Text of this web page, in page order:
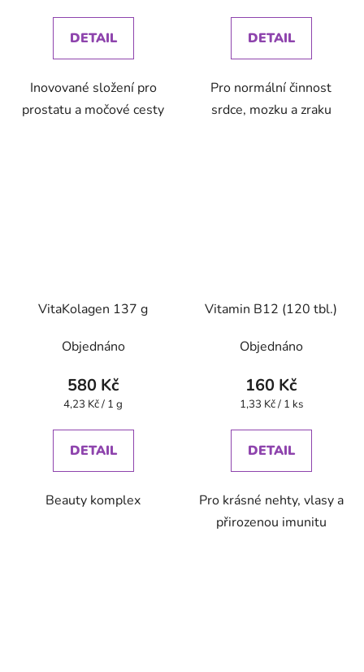
DETAIL
Inovované složení pro
prostatu a močové cesty
DETAIL
Pro normální činnost
srdce, mozku a zraku
VitaKolagen 137 g
Objednáno
580 Kč
Měrná
4,23 Kč / 1 g
DETAIL
Beauty komplex
Vitamin B12 (120 tbl.)
Objednáno
160 Kč
Měrná
1,33 Kč / 1 ks
DETAIL
Pro krásné nehty, vlasy a
přirozenou imunitu